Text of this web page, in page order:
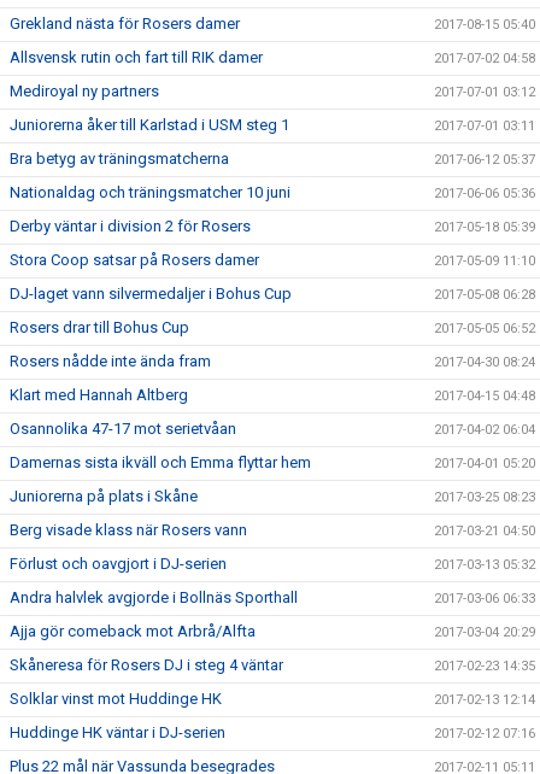
Grekland nästa för Rosers damer 2017-08-15 05:40
Allsvensk rutin och fart till RIK damer 2017-07-02 04:58
Mediroyal ny partners 2017-07-01 03:12
Juniorerna åker till Karlstad i USM steg 1 2017-07-01 03:11
Bra betyg av träningsmatcherna 2017-06-12 05:37
Nationaldag och träningsmatcher 10 juni 2017-06-06 05:36
Derby väntar i division 2 för Rosers 2017-05-18 05:39
Stora Coop satsar på Rosers damer 2017-05-09 11:10
DJ-laget vann silvermedaljer i Bohus Cup 2017-05-08 06:28
Rosers drar till Bohus Cup 2017-05-05 06:52
Rosers nådde inte ända fram 2017-04-30 08:24
Klart med Hannah Altberg 2017-04-15 04:48
Osannolika 47-17 mot serietvåan 2017-04-02 06:04
Damernas sista ikväll och Emma flyttar hem 2017-04-01 05:20
Juniorerna på plats i Skåne 2017-03-25 08:23
Berg visade klass när Rosers vann 2017-03-21 04:50
Förlust och oavgjort i DJ-serien 2017-03-13 05:32
Andra halvlek avgjorde i Bollnäs Sporthall 2017-03-06 06:33
Ajja gör comeback mot Arbrå/Alfta 2017-03-04 20:29
Skåneresa för Rosers DJ i steg 4 väntar 2017-02-23 14:35
Solklar vinst mot Huddinge HK 2017-02-13 12:14
Huddinge HK väntar i DJ-serien 2017-02-12 07:16
Plus 22 mål när Vassunda besegrades 2017-02-11 05:11